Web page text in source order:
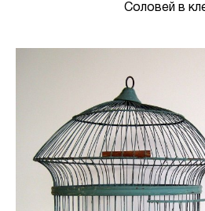
Соловей в